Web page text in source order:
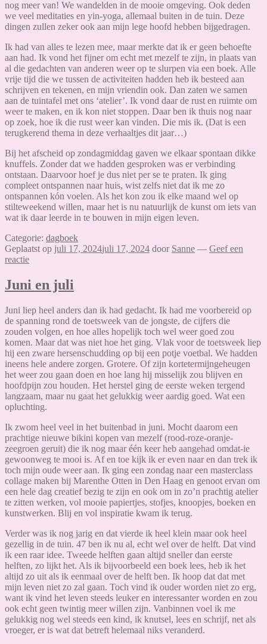
nog meer van! We wandelden in de mooie omgeving. Ook deden
we veel meditaties en yin-yoga, allemaal buiten in de tuin. Deze
dingen zullen zeker ook aan mijn lege hoofd hebben bijgedragen.
Ik had van alles te lezen mee, maar merkte dat ik er geen behoefte
aan had. Ik vond het fijner om echt met mezelf te zijn, in plaats van
al die gedachten van anderen weer op te slurpen via een boek. Alle
vrije tijd die we tussen de activiteiten hadden heb ik besteed aan
schrijven en tekenen, en mijn vriendin ook. Dan zaten we samen
aan de tuintafel met ons ‘atelier’. Ik vond daar de rust en ruimte om
weer te maken, en ik kon niet stoppen. Daar ben ik thuis nog naar
op zoek, hoe ik die rust weer kan vinden. Die mis ik. (Dat is een
terugkerend thema in deze verhaaltjes dit jaar…)
Bij het afscheid op zondagmiddag gaven we elkaar spontaan dikke
knuffels. Zonder dat we hadden gesproken was er verbinding
ontstaan. Daarvoor hoef je dus niet per se te praten. Ik ging
compleet ontspannen naar huis, wist zelfs niet dat ik me zo
ontspannen kón voelen. Als het kon zou ik elke maand wel op
stilteweekend willen, maar het is nu natuurlijk de kunst om iets van
wat ik daar leerde in te bouwen in mijn eigen leven.
Categorie: dagboek
Geplaatst op juli 17, 2024juli 17, 2024 door Sanne — Geef een
reactie
Juni en juli
Juni liep heel anders dan ik had gedacht. Ik had me voorbereid op
de spanning rond de toetsweek van de jongste, de cijfers die
zouden volgen, en hoe alles hopelijk toch wel weer goed zou
komen. Maar dat was niet hoe het ging. Vlak voor de toetsweek liep
hij een zware hersenschudding op bij een potje voetbal. We hadden
ineens hele andere zorgen. Grotere. Of zijn kortetermijngeheugen
het weer zou gaan doen en hoe lang hij misselijk zou blijven en
hoofdpijn zou houden. Het herstel ging de eerste weken tergend
langzaam, maar nu gaat het gelukkig weer aardig goed. Wat een
opluchting.
Ik zwom heel veel in het buitenbad in juni. Mocht daarom een
prachtige nieuwe bikini kopen van mezelf (rood-roze-oranje-
zeegroen geruit) die ik nog maar één keer heb aangehad omdat-ie
gewoonweg te mooi is. Af en toe kijk ik er even naar en dan trek ik
toch mijn oude weer aan. Ik ging een zondag naar een masterclass
collage maken bij Marenthe Otten in Den Haag en genoot ervan om
een hele dag creatief bezig te zijn en ook om in zo’n prachtig atelier
te zitten werken, vol mooie papiertjes, stofjes, knoopjes, boeken en
kunstwerken. Blij en vol inspiratie kwam ik terug.
Verder was ik nog jarig en dat vierde ik heel klein maar ook heel
gezellig in de tuin. 47 ben ik nu al, echt wel over de helft. Dat vind
ik een raar idee. Tweede helften gaan altijd sneller dan eerste
helften, zo lijkt het. Als ik bijvoorbeeld een boek lees, heb ik het
altijd zo uit als ik eenmaal over de helft ben. Ik hoop dat dat met
mijn leven niet zo zal gaan. Toch vind ik ouder worden niet zo erg,
want ik vind het leven steeds leuker en interessanter worden en zou
ook echt geen twintig meer willen zijn. Vanbinnen voel ik me
gelukkig nog wel steeds een kind, ik knutsel, lees en schrijf, net als
vroeger, er is wat dat betreft helemaal niks veranderd.